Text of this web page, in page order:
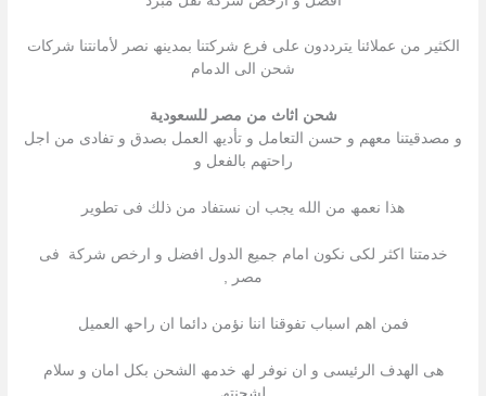
الكثیر من عملائنا یترددون على فرع شركتنا بمدینھ نصر لأمانتنا شركات
شحن الى الدمام
شحن اثاث من مصر للسعودية
و مصدقیتنا معھم و حسن التعامل و تأدیھ العمل بصدق و تفادى من اجل
راحتھم بالفعل و
ھذا نعمھ من الله یجب ان نستفاد من ذلك فى تطویر
خدمتنا اكثر لكى نكون امام جمیع الدول افضل و ارخص شركة فى
مصر ,
فمن اھم اسباب تفوقنا اننا نؤمن دائما ان راحھ العمیل
ھى الھدف الرئیسى و ان نوفر لھ خدمھ الشحن بكل امان و سلام